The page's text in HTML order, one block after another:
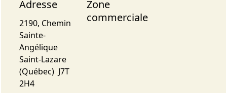
Adresse
2190, Chemin
Sainte-
Angélique
Saint-Lazare
(Québec) J7T
2H4
Zone
commerciale